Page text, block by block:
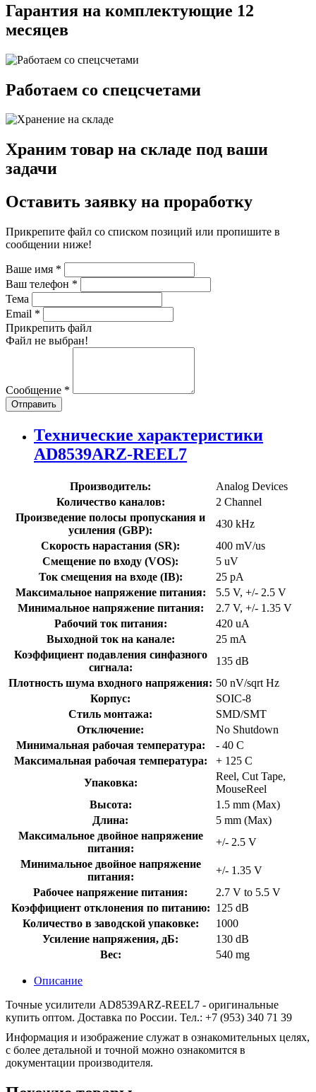
Гарантия на комплектующие 12
месяцев
Работаем со спецсчетами
Храним товар на складе под ваши
задачи
Оставить заявку на проработку
Прикрепите файл со списком позиций или пропишите в
сообщении ниже!
Ваше имя *
Ваш телефон *
Тема
Email *
Прикрепить файл
Файл не выбран!
Сообщение *
Отправить
Технические характеристики
AD8539ARZ-REEL7
Производитель:
Analog Devices
Количество каналов:
2 Channel
Произведение полосы пропускания и
усиления (GBP):
430 kHz
Скорость нарастания (SR):
400 mV/us
Смещение по входу (VOS):
5 uV
Ток смещения на входе (IB):
25 pA
Максимальное напряжение питания:
5.5 V, +/- 2.5 V
Минимальное напряжение питания:
2.7 V, +/- 1.35 V
Рабочий ток питания:
420 uA
Выходной ток на канале:
25 mA
Коэффициент подавления синфазного
сигнала:
135 dB
Плотность шума входного напряжения: 50 nV/sqrt Hz
Корпус:
SOIC-8
Стиль монтажа:
SMD/SMT
Отключение:
No Shutdown
Минимальная рабочая температура:
- 40 C
Максимальная рабочая температура:
+ 125 C
Упаковка:
Reel, Cut Tape,
MouseReel
Высота:
1.5 mm (Max)
Длина:
5 mm (Max)
Максимальное двойное напряжение
питания:
+/- 2.5 V
Минимальное двойное напряжение
питания:
+/- 1.35 V
Рабочее напряжение питания:
2.7 V to 5.5 V
Коэффициент отклонения по питанию: 125 dB
Количество в заводской упаковке:
1000
Усиление напряжения, дБ:
130 dB
Вес:
540 mg
Описание
Точные усилители AD8539ARZ-REEL7 - оригинальные
купить оптом. Доставка по России. Тел.: +7 (953) 340 71 39
Информация и изображение служат в ознакомительных целях,
с более детальной и точной можно ознакомится в
документации производителя.